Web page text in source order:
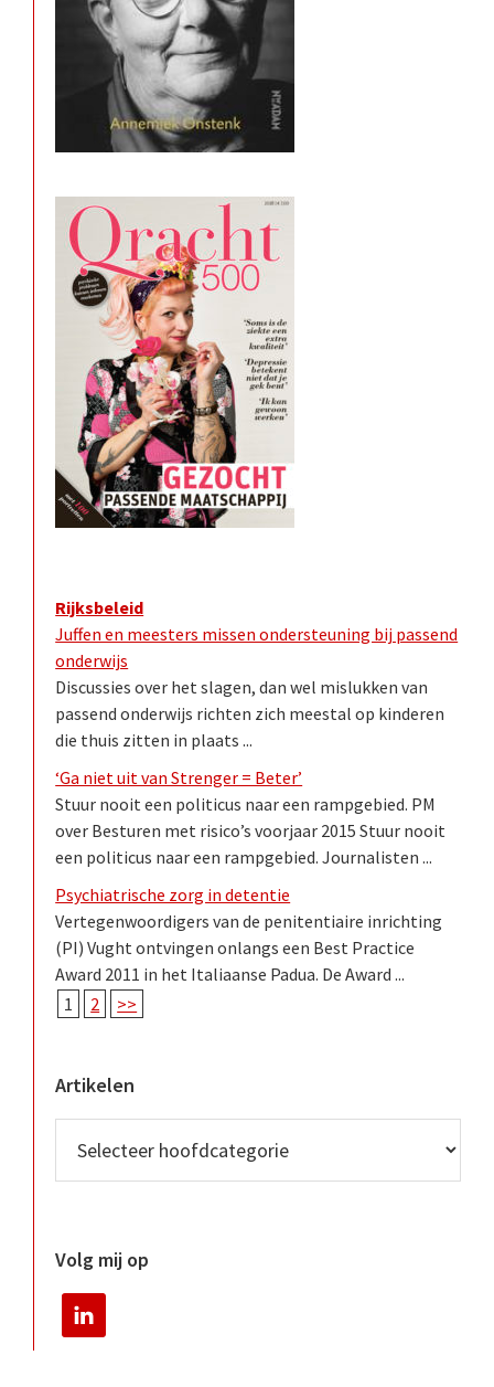
Rijksbeleid
Juffen en meesters missen ondersteuning bij passend
onderwijs
Discussies over het slagen, dan wel mislukken van
passend onderwijs richten zich meestal op kinderen
die thuis zitten in plaats ...
‘Ga niet uit van Strenger = Beter’
Stuur nooit een politicus naar een rampgebied. PM
over Besturen met risico’s voorjaar 2015 Stuur nooit
een politicus naar een rampgebied. Journalisten ...
Psychiatrische zorg in detentie
Vertegenwoordigers van de penitentiaire inrichting
(PI) Vught ontvingen onlangs een Best Practice
Award 2011 in het Italiaanse Padua. De Award ...
1
2 >>
Artikelen
Volg mij op